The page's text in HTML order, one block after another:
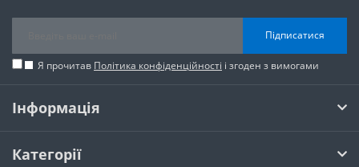
Підписатися
Я прочитав Політика конфіденційності і згоден з вимогами
Інформація
Категорії